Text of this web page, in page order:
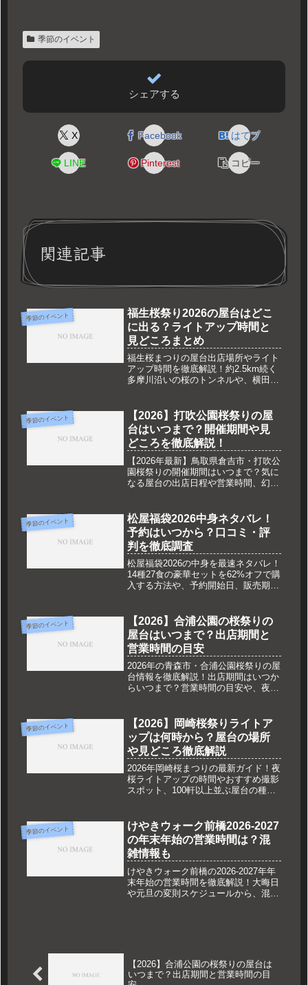
季節のイベント
シェアする
X Facebook はてブ
LINE Pinterest コピー
関連記事
季節のイベント
福生桜祭り2026の屋台はどこ
に出る？ライトアップ時間と
見どころまとめ
福生桜まつりの屋台出店場所やライト
アップ時間を徹底解説！約2.5km続く
多摩川沿いの桜のトンネルや、横田基
雑回避のコツやアクセス情報も網羅し
た2026年版の最新ガイドです。
季節のイベント
【2026】打吹公園桜祭りの屋
台はいつまで？開催期間や見
どころを徹底解説！
【2026年最新】鳥取県倉吉市・打吹公
園桜祭りの開催期間はいつまで？気に
なる屋台の出店日程や営業時間、幻想
尽くす見どころや、混雑回避のコツ、
アクセス・駐車場情報も満載です。
季節のイベント
松屋福袋2026中身ネタバレ！
予約はいつから？口コミ・評
判を徹底調査
松屋福袋2026の中身を最速ネタバレ！
14種27食の豪華セットを62%オフで購
入する方法や、予約開始日、販売期間
アルな口コミも掲載。失敗したくない
方は必見の完全ガイドです。
季節のイベント
【2026】合浦公園の桜祭りの
屋台はいつまで？出店期間と
営業時間の目安
2026年の青森市・合浦公園桜祭りの屋
台情報を徹底解説！出店期間はいつか
らいつまで？営業時間の目安や、夜桜
花見を120%楽しむための最新攻略ガ
イドです。
季節のイベント
【2026】岡崎桜祭りライトア
ップは何時から？屋台の場所
や見どころ徹底解説
2026年岡崎桜まつりの最新ガイド！夜
桜ライトアップの時間やおすすめ撮影
スポット、100軒以上並ぶ屋台の種類
セス方法など、お出かけ前に知りたい
情報をすべてまとめました。
季節のイベント
けやきウォーク前橋2026-2027
の年末年始の営業時間は？混
雑情報も
けやきウォーク前橋の2026-2027年年
末年始の営業時間を徹底解説！大晦日
や元旦の変則スケジュールから、混雑
【2026】合浦公園の桜祭りの屋台は
いつまで？出店期間と営業時間の目